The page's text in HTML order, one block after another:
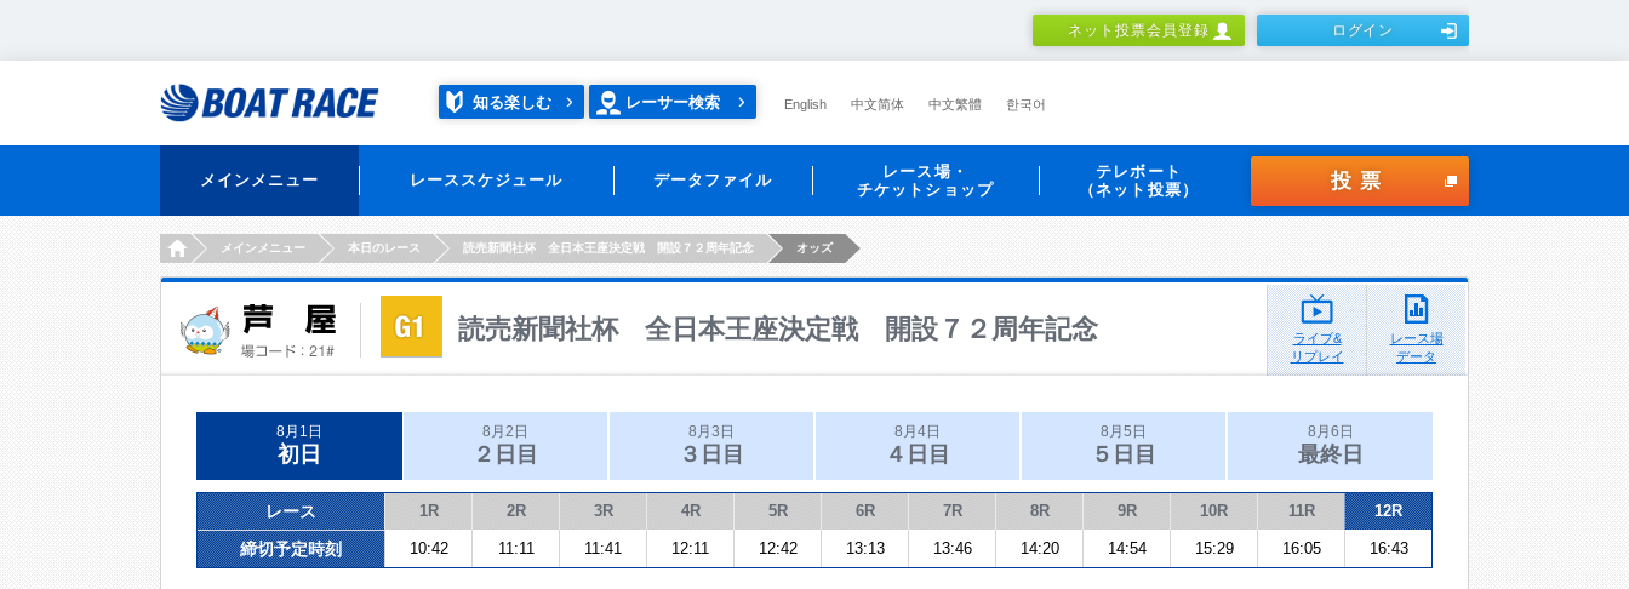
ネット投票会員登録 ログイン
知る楽しむ レーサー検索 English 中文简体 中文繁體 한국어
メインメニュー レーススケジュール データファイル
レース場・
チケットショップ
テレボート
（ネット投票）
投票
HOMEメインメニュー 本日のレース 読売新聞社杯 全日本王座決定戦 開設７２周年記念 オッズ
読売新聞社杯 全日本王座決定戦 開設７２周年記念
ライブ&
リプレイ
レース場
データ
8月1日
初日
8月2日
２日目
8月3日
３日目
8月4日
４日目
8月5日
５日目
8月6日
最終日
レース 1R 2R 3R 4R 5R 6R 7R 8R 9R 10R 11R 12R
締切予定時刻 10:42 11:11 11:41 12:11 12:42 13:13 13:46 14:20 14:54 15:29 16:05 16:43